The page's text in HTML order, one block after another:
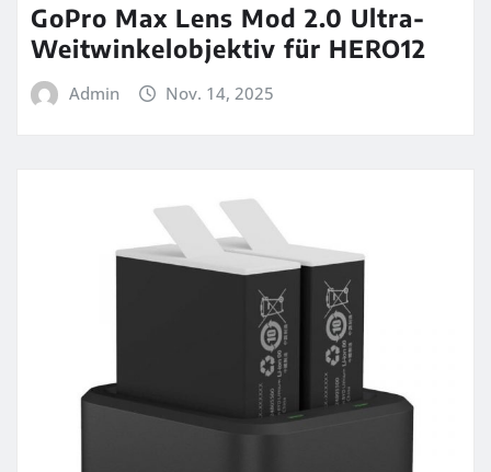
GoPro Max Lens Mod 2.0 Ultra-
Weitwinkelobjektiv für HERO12
Admin Nov. 14, 2025